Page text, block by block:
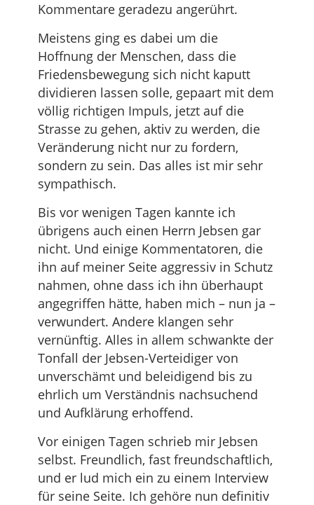
Kommentare geradezu angerührt.
Meistens ging es dabei um die
Hoffnung der Menschen, dass die
Friedensbewegung sich nicht kaputt
dividieren lassen solle, gepaart mit dem
völlig richtigen Impuls, jetzt auf die
Strasse zu gehen, aktiv zu werden, die
Veränderung nicht nur zu fordern,
sondern zu sein. Das alles ist mir sehr
sympathisch.
Bis vor wenigen Tagen kannte ich
übrigens auch einen Herrn Jebsen gar
nicht. Und einige Kommentatoren, die
ihn auf meiner Seite aggressiv in Schutz
nahmen, ohne dass ich ihn überhaupt
angegriffen hätte, haben mich – nun ja –
verwundert. Andere klangen sehr
vernünftig. Alles in allem schwankte der
Tonfall der Jebsen-Verteidiger von
unverschämt und beleidigend bis zu
ehrlich um Verständnis nachsuchend
und Aufklärung erhoffend.
Vor einigen Tagen schrieb mir Jebsen
selbst. Freundlich, fast freundschaftlich,
und er lud mich ein zu einem Interview
für seine Seite. Ich gehöre nun definitiv